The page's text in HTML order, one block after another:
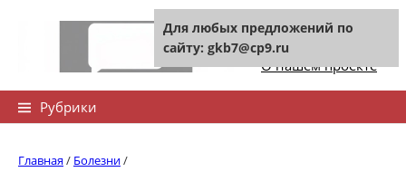
Контакты сайта
О нашем проекте
Рубрики
Главная/ Болезни/
Для любых предложений по
сайту: gkb7@cp9.ru